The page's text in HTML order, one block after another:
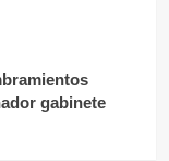
gabinete